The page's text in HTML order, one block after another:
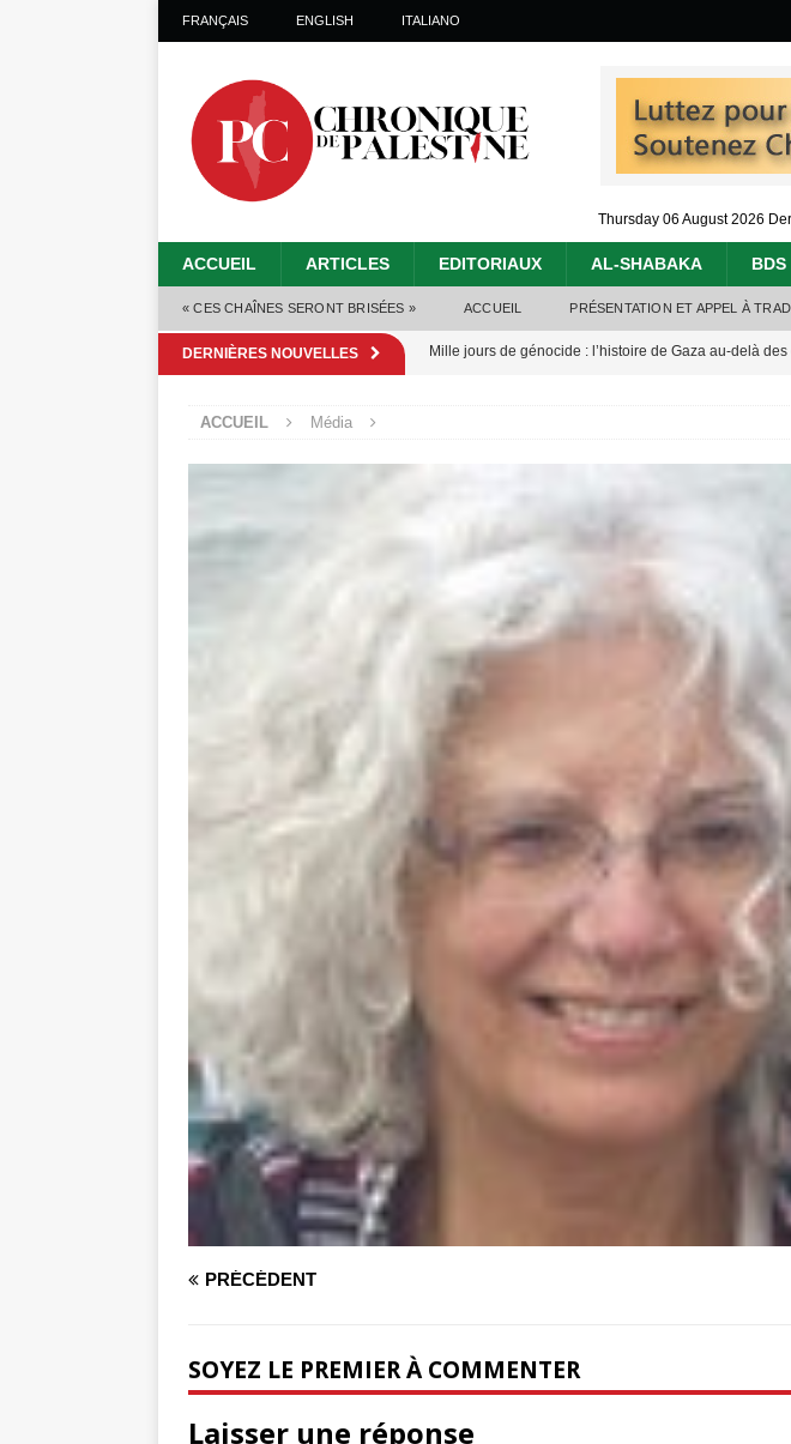
FRANÇAIS ENGLISH ITALIANO
Thursday 06 August 2026
ACCUEIL ARTICLES EDITORIAUX AL-SHABAKA BDS
« CES CHAÎNES SERONT BRISÉES » ACCUEIL PRÉSENTATION ET APPEL À
DERNIÈRES NOUVELLES Mille jours de génocide : l’histoire de Gaza au-delà des
toxiques[ 3 août 2026 ]
Capituler ou mourir : le « processus de paix » à Gaza
6 août 2026 ]
ACCUEIL Média
PRÉCÉDENT
SOYEZ LE PREMIER À COMMENTER
Laisser une réponse